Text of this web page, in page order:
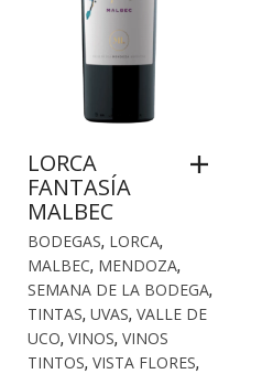
LORCA
FANTASÍA
MALBEC
BODEGAS, LORCA,
MALBEC, MENDOZA,
SEMANA DE LA BODEGA,
TINTAS, UVAS, VALLE DE
UCO, VINOS, VINOS
TINTOS, VISTA FLORES,